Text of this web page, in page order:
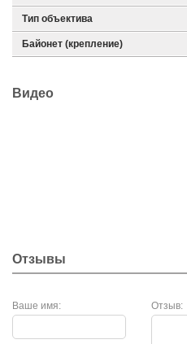
Тип объектива
Байонет (крепление)
Видео
Отзывы
Ваше имя: Отзыв: